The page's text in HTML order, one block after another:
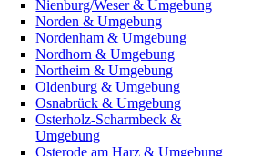
Nienburg/Weser & Umgebung
Norden & Umgebung
Nordenham & Umgebung
Nordhorn & Umgebung
Northeim & Umgebung
Oldenburg & Umgebung
Osnabrück & Umgebung
Osterholz-Scharmbeck &
Umgebung
Osterode am Harz & Umgebung